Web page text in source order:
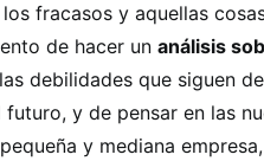
los fracasos y aquellas
de hacer un análisis
debilidades que siguen
futuro, y de pensar en las
y mediana